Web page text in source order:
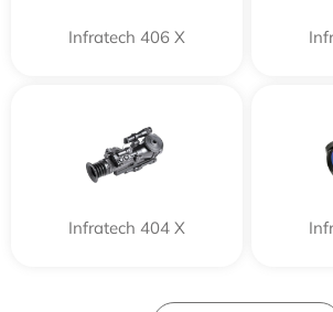
Infratech 406 Х
Infratech 404 Х